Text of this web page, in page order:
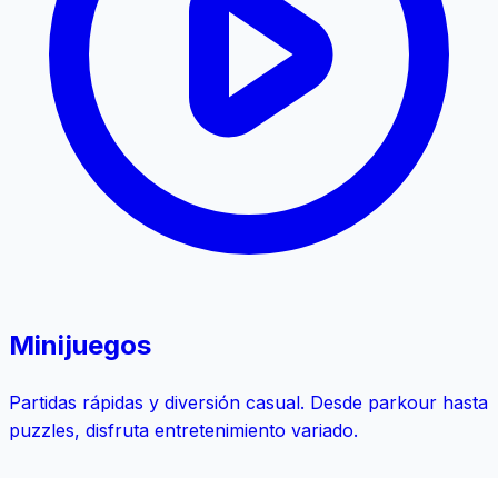
Minijuegos
Partidas rápidas y diversión casual. Desde parkour hasta
puzzles, disfruta entretenimiento variado.